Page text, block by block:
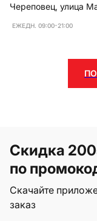
Череповец, улица
ЕЖЕДН. 09:00-21:00
Скидка
по
Скачайте
заказ